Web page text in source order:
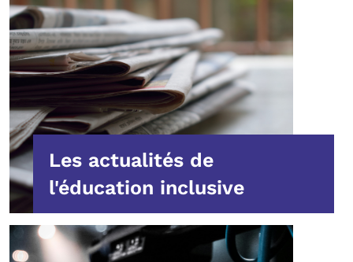
Les actualités de
l'éducation inclusive